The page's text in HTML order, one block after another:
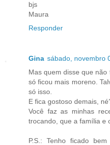
bjs
Maura
Responder
Gina sábado, novembro
Mas quem disse que
só ficou mais moreno.
só isso.
E fica gostoso demais,
Você faz as minhas
trocando, que a família e
P.S.: Tenho ficado